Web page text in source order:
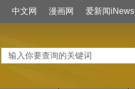
中文网 漫画网 爱新闻iNews